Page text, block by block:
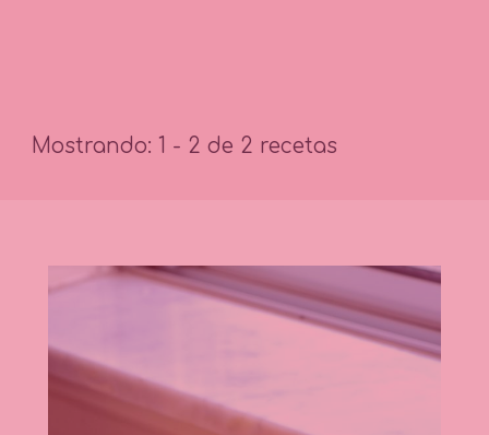
Mostrando: 1 - 2 de 2 recetas